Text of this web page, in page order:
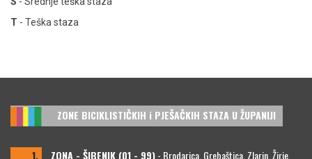
T - Teška staza
ZONE BICIKLISTIČKIH i PJEŠAČKIH STAZA U ŽUPANIJI
1. ZONA - ŠIBENIK (01 - 99)- Brodarica, Grebaštica, Zlarin, Žirje,